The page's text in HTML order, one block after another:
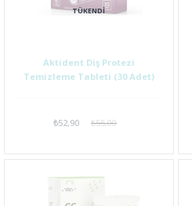
TÜKENDI
Aktident Diş Protezi
Temizleme Tableti (30 Adet)
₺52,90 ₺55,00